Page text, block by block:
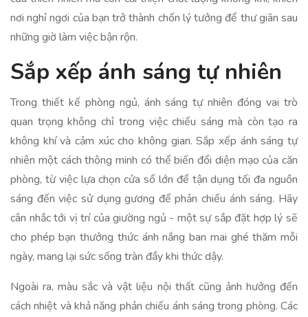
nơi nghỉ ngơi của bạn trở thành chốn lý tưởng để thư giãn sau
những giờ làm việc bận rộn.
Sắp xếp ánh sáng tự nhiên
Trong thiết kế phòng ngủ, ánh sáng tự nhiên đóng vai trò
quan trọng không chỉ trong việc chiếu sáng mà còn tạo ra
không khí và cảm xúc cho không gian. Sắp xếp ánh sáng tự
nhiên một cách thông minh có thể biến đổi diện mạo của căn
phòng, từ việc lựa chọn cửa sổ lớn để tận dụng tối đa nguồn
sáng đến việc sử dụng gương để phản chiếu ánh sáng. Hãy
cân nhắc tới vị trí của giường ngủ - một sự sắp đặt hợp lý sẽ
cho phép bạn thưởng thức ánh nắng ban mai ghé thăm mỗi
ngày, mang lại sức sống tràn đầy khi thức dậy.
Ngoài ra, màu sắc và vật liệu nội thất cũng ảnh hưởng đến
cách nhiệt và khả năng phản chiếu ánh sáng trong phòng. Các